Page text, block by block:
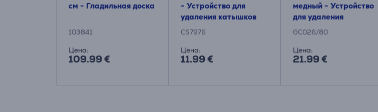
см - Гладильная доска
103841
Цена:
109.99 €
- Устройство для
удаления катышков
CS7976
Цена:
11.99 €
медный - Устройство
для удаления
катышков
GC026/80
Цена:
21.99 €